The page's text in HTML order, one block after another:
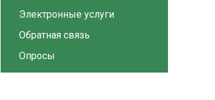
Электронные услуги
Обратная связь
Опросы